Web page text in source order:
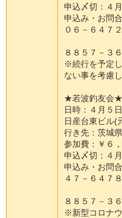
申込〆切 ： ４ 月
申込み ・ お問合
０ ６ － ６ ４ ７ ２
８ ８ ５ ７ － ３ ６
※続行を予定 し
ない事を考慮 し
★若波釣友会★
日時 ： ４ 月 ５ 日
日産台東ビル(
行き先 ： 茨城県
参加費 ： ￥ ６ ，
申込〆切 ： ４ 月
申込み ・ お問合
４ ７ － ６ ４ ７ ８
８ ８ ５ ７ － ３ ６
※新型コ ロナウ